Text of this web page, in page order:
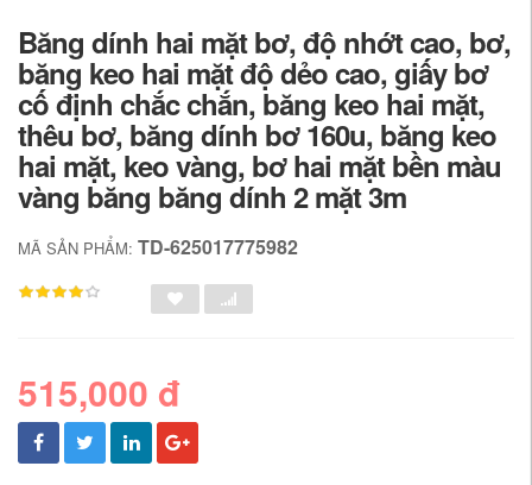
Băng dính hai mặt bơ, độ nhớt cao, bơ,
băng keo hai mặt độ dẻo cao, giấy bơ
cố định chắc chắn, băng keo hai mặt,
thêu bơ, băng dính bơ 160u, băng keo
hai mặt, keo vàng, bơ hai mặt bền màu
vàng băng băng dính 2 mặt 3m
MÃ SẢN PHẨM: TD-625017775982
515,000 đ